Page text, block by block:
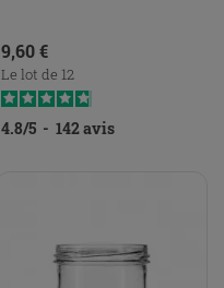
Prix
9,60 €
Le lot de 12
4.8/5 - 142avis